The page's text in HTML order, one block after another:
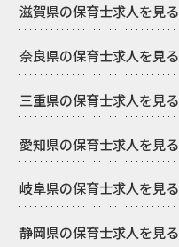
滋賀県の保育士求人を見る
奈良県の保育士求人を見る
三重県の保育士求人を見る
愛知県の保育士求人を見る
岐阜県の保育士求人を見る
静岡県の保育士求人を見る